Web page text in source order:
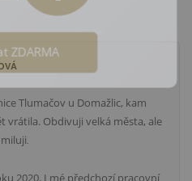
Tlumačov u Domažlic, kam
vrátila. Obdivuji velká města, ale
2020. I mé předchozí pracovní
ZDARMA